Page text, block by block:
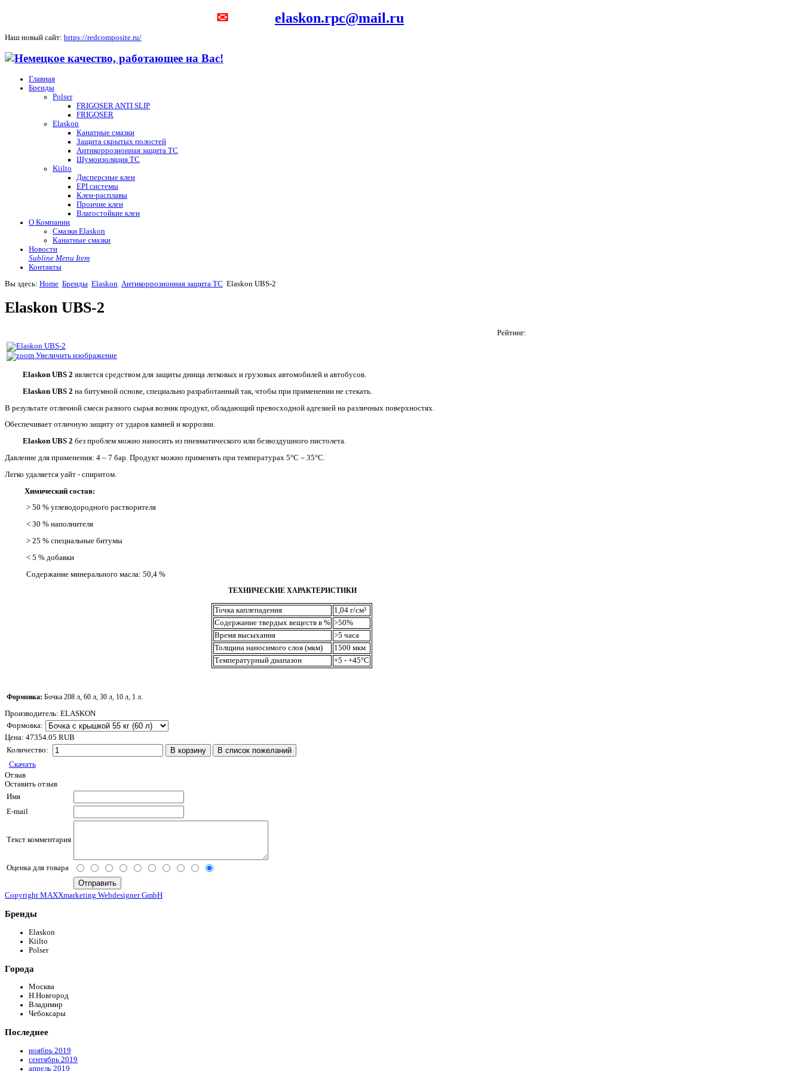
✉ elaskon.rpc@mail.ru
Наш новый сайт: https://redcomposite.ru/
Главная
Бренды
Polser
FRIGOSER ANTI SLIP
FRIGOSER
Elaskon
Канатные смазки
Защита скрытых полостей
Антикоррозионная защита ТС
Шумоизоляция ТС
Kiilto
Дисперсные клеи
EPI системы
Клеи-расплавы
Проичие клеи
Влагостойкие клеи
О Компании
Смазки Elaskon
Канатные смазки
Новости
Subline Menu Item
Контакты
Вы здесь: Home Бренды Elaskon Антикоррозионная защита ТС Elaskon UBS-2
Elaskon UBS-2
Рейтинг:
Увеличить изображение
Elaskon UBS 2 является средством для защиты днища легковых и грузовых автомобилей и автобусов.
Elaskon UBS 2 на битумной основе, специально разработанный так, чтобы при применении не стекать.
В результате отличной смеси разного сырья возник продукт, обладающий превосходной адгезией на различных поверхностях.
Обеспечивает отличную защиту от ударов камней и коррозии.
Elaskon UBS 2 без проблем можно наносить из пневматического или безвоздушного пистолета.
Давление для применения: 4 – 7 бар. Продукт можно применять при температурах 5°C – 35°C.
Легко удаляется уайт - спиритом.
Химический состав:
> 50 % углеводородного растворителя
< 30 % наполнителя
> 25 % специальные битумы
< 5 % добавки
Содержание минерального масла: 50,4 %
ТЕХНИЧЕСКИЕ ХАРАКТЕРИСТИКИ
Точка каплепадения
1,04 г/см³
Содержание твердых веществ в % >50%
Время высыхания
>5 часа
Толщина наносимого слоя (мкм)
1500 мкм
Температурный диапазон
+5 - +45°С
Формовка: Бочка 208 л, 60 л, 30 л, 10 л, 1 л.
Производитель: ELASKON
Формовка:
Цена: 47354.05 RUB
Количество:
Скачать
Отзыв
Оставить отзыв
Имя
E-mail
Текст комментария
Оценка для товара
Copyright MAXXmarketing Webdesigner GmbH
Бренды
Elaskon
Kiilto
Polser
Города
Москва
Н.Новгород
Владимир
Чебоксары
Последнее
ноябрь 2019
сентябрь 2019
апрель 2019